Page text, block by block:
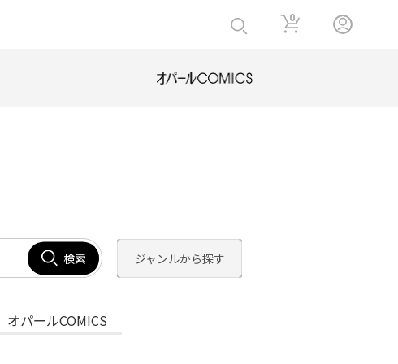
0
検索 ジャンルから探す
オパールCOMICS